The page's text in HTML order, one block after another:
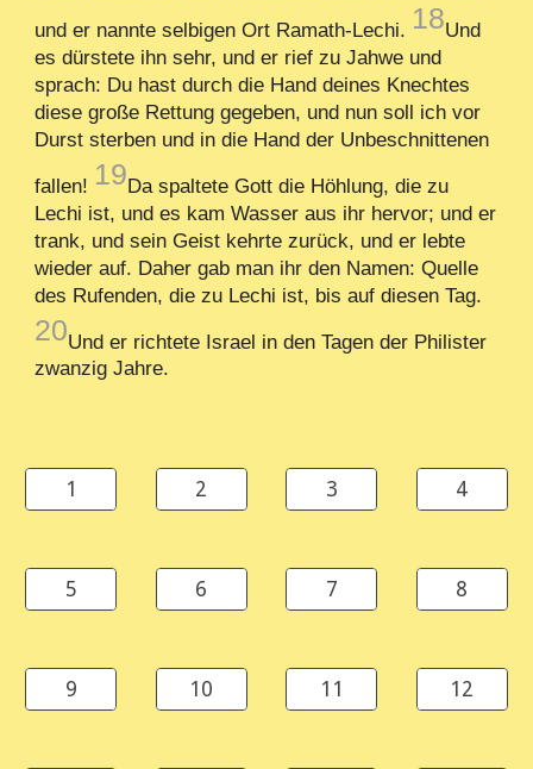
und er nannte selbigen Ort Ramath-Lechi. 18Und
es dürstete ihn sehr, und er rief zu Jahwe und
sprach: Du hast durch die Hand deines Knechtes
diese große Rettung gegeben, und nun soll ich vor
Durst sterben und in die Hand der Unbeschnittenen
fallen! 19Da spaltete Gott die Höhlung, die zu
Lechi ist, und es kam Wasser aus ihr hervor; und er
trank, und sein Geist kehrte zurück, und er lebte
wieder auf. Daher gab man ihr den Namen: Quelle
des Rufenden, die zu Lechi ist, bis auf diesen Tag.
20Und er richtete Israel in den Tagen der Philister
zwanzig Jahre.
1 2 3 4
5 6 7 8
9 10 11 12